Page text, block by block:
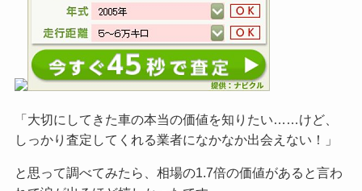
「大切にしてきた車の本当の価値を知りたい……けど、
しっかり査定してくれる業者になかなか出会えない！」
と思って調べてみたら、相場の1.7倍の価値があると言わ